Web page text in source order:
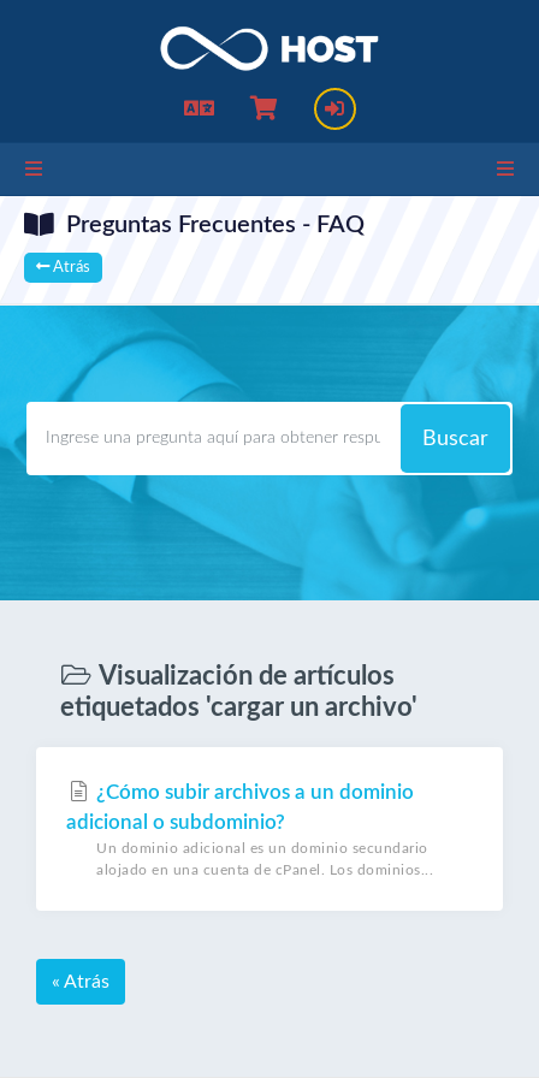
Preguntas Frecuentes - FAQ
Atrás
Buscar
Visualización de artículos
etiquetados 'cargar un archivo'
¿Cómo subir archivos a un dominio
adicional o subdominio?
Un dominio adicional es un dominio secundario
alojado en una cuenta de cPanel. Los dominios...
« Atrás